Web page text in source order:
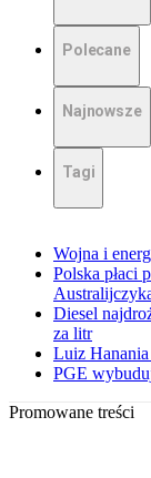
Polecane
Najnowsze
Tagi
Wojna i
Polska płaci
Diesel
za litr
Luiz
PGE
Promowane treści